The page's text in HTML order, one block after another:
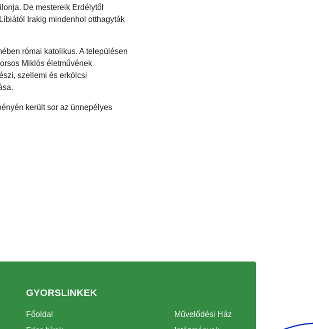
De mestereik Erdélytől
Irakig mindenhol otthagyták
római katolikus. A településen
Miklós életművének
szellemi és erkölcsi
került sor az ünnepélyes
GYORSLINKEK
Főoldal
Művelődési Ház